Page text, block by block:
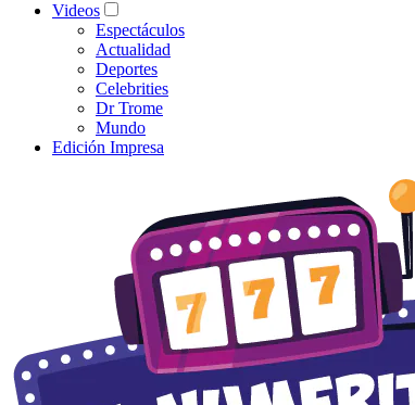
Videos
Espectáculos
Actualidad
Deportes
Celebrities
Dr Trome
Mundo
Edición Impresa